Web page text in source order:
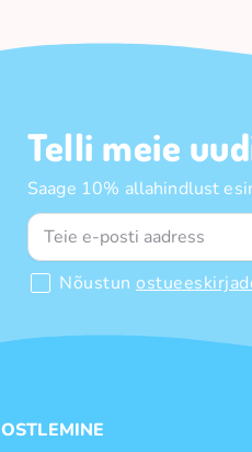
Telli meie
Saage 10% allahindlust
Nõustun
OSTLEMINE